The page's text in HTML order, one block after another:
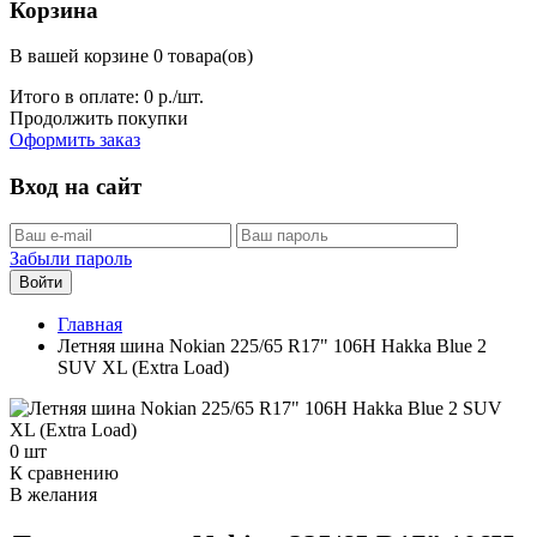
Корзина
В вашей корзине 0 товара(ов)
Итого в оплате: 0 р./шт.
Продолжить покупки
Оформить заказ
Вход на сайт
Забыли пароль
Войти
Главная
Летняя шина Nokian 225/65 R17" 106H Hakka Blue 2
SUV XL (Extra Load)
0 шт
К сравнению
В желания